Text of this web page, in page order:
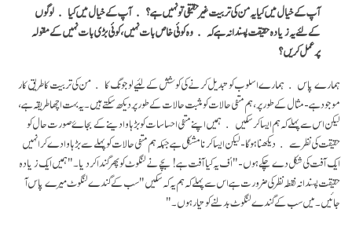
آپ کے خیال میں کیا یہ من کی تربیتغیر حقیقی تو نہیں ہے؟ آپ کے خیال میںکیا لوگوں
کے لئے یہ زیادہ حقیقت پسندانہ ہے کہ وہ کوئی خاص بات نہیں، کوئی بڑی بات نہیں کے مقولہ
پر عمل کریں؟
ہمارے پاس ہمارے اسلوب کو تبدیل کرنے کی کوشش کے لئیے لوجونگ کا من کی تربیت کا طریق کار
موجود ہے- مثال کے طور پر، ہم منفی حالات کو مثبت حالات کے طور پر دیکھ سکتے ہیں۔ یہ بہت اچھا طریقہ ہے،
لیکن اس سے پہلے کہ ہم ایسا کر سکیں ہمیں اپنے منفی احساسات کو بڑہاوا دینے کے بجاۓ صورت حال کو
حقیقت کی نظر سے دیکھنا ہو گا- لیکن ایسا کرنا مشکل ہے جبکہ ہم منفی حالات کو پہلے سے بڑہاوا دے کر انہیں
ایک آفت کی شکل دے چکے ہوں- " اُف یہ کیا آفت ہے! بچے نے لنگوٹ کو پھر گندا کر دیا۔" ہمیں ایک زیادہ
حقیقت پسندانہ نقطہ نظر کی ضرورت ہے اس سے پہلے کہ ہم یہ کہ سکیں " سب کے گندے لنگوٹ میرے پاس آ
جائیں۔ میں سب کے گندے لنگوٹ بدلنے کو تیار ہوں۔"